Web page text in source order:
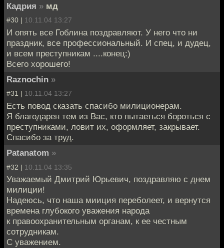
Кадрия » мд
#30 | 10.11.04 13:27
И опять все Гоблина поздравляют. У него что ни
праздник, все профессиональный. И спец, и дудец,
и всем преступникам ....конец:)
Всего хорошего!
Raznochin »
#31 | 10.11.04 13:27
Есть повод сказать спасибо милиционерам.
Я благодарен тем из Вас, кто пытаеться бороться с
преступниками, ловит их, оформляет, закрывает.
Спасибо за труд.
Patanatom »
#32 | 10.11.04 13:35
Уважаемый Дмитрий Юрьевич, поздравляю с днем
милиции!
Надеюсь, что наша мииция переболеет, и вернутся
времена глубокого уважения народа
к правоохранительным органам, к ее честным
сотрудникам.
С уважением.